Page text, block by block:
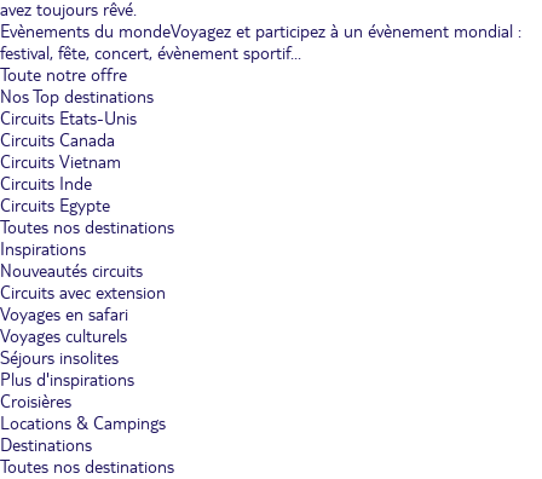
avez toujours rêvé.
Evènements du mondeVoyagez et participez à un évènement mondial :
festival, fête, concert, évènement sportif...
Toute notre offre
Nos Top destinations
Circuits Etats-Unis
Circuits Canada
Circuits Vietnam
Circuits Inde
Circuits Egypte
Toutes nos destinations
Inspirations
Nouveautés circuits
Circuits avec extension
Voyages en safari
Voyages culturels
Séjours insolites
Plus d'inspirations
Croisières
Locations & Campings
Destinations
Toutes nos destinations